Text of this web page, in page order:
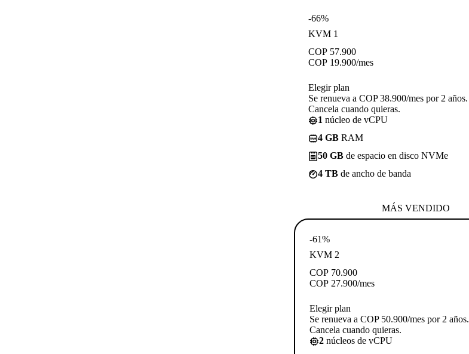
-66%
KVM 1
COP 57.900
COP 19.900/mes
Elegir plan
Se renueva a COP 38.900/mes por 2 años.
Cancela cuando quieras.
1 núcleo de vCPU
4 GB RAM
50 GB de espacio en disco NVMe
4 TB de ancho de banda
MÁS VENDIDO
-61%
KVM 2
COP 70.900
COP 27.900/mes
Elegir plan
Se renueva a COP 50.900/mes por 2 años.
Cancela cuando quieras.
2 núcleos de vCPU